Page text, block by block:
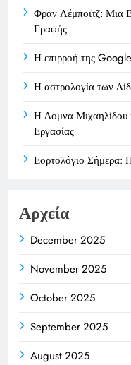
Φραν Λέμποϊτζ: Μια
Γραφής
Η επιρροή της
Η αστρολογία των
Η Δομνα Μιχαηλίδου
Εργασίας
Εορτολόγιο Σήμερα:
Αρχεία
December 2025
November 2025
October 2025
September 2025
August 2025